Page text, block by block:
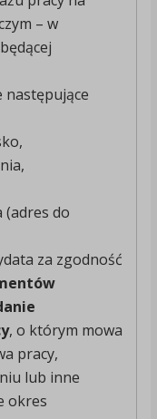
– w
następujące
(adres do
za zgodność
, o którym mowa
pracy,
lub inne
okres